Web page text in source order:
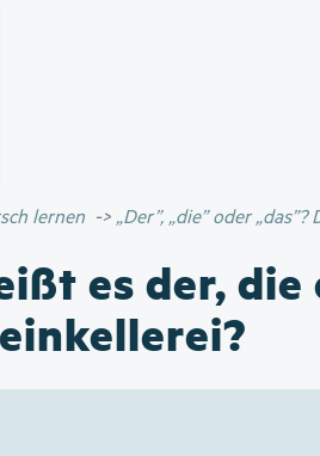
lernen „Der”, „die” oder
es der, die